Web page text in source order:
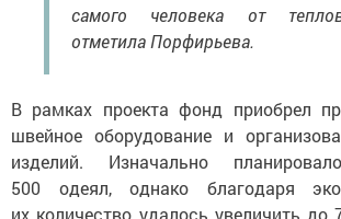
самого человека от
отметила Порфирьева.
В рамках проекта фонд приобрел
швейное оборудование и
изделий. Изначально
500 одеял, однако благодаря